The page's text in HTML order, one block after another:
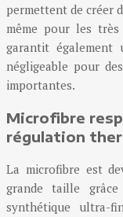
permettent de créer
même pour les
garantit
négligeable pour
importantes.
Microfibre
régulation
La microfibre est
grande taille
synthétique ultra-